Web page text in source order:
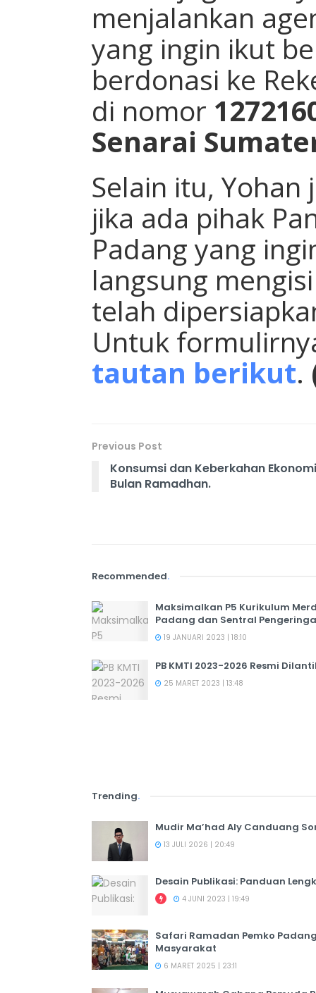
menjalankan
yang ingin ikut
berdonasi ke
di nomor
Senarai
Selain itu,
jika ada pihak
Padang yang
langsung
telah
Untuk
tautan berikut.
Previous Post
Konsumsi dan Keberkahan
Bulan Ramadhan.
Recommended.
Maksimalkan P5 Kurikulum
Padang dan Sentral
19 JANUARI 2023 | 18:10
PB KMTI 2023-2026 Resmi
25 MARET 2023 | 13:48
Trending.
Mudir Ma’had Aly Canduang
13 JULI 2026 | 20:49
Desain Publikasi: Panduan
4 JUNI 2023 | 19:49
Safari Ramadan Pemko
Masyarakat
6 MARET 2025 | 23:11